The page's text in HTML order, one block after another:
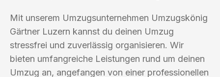
Mit unserem Umzugsunternehmen Umzugskönig
Gärtner Luzern kannst du deinen Umzug
stressfrei und zuverlässig organisieren. Wir
bieten umfangreiche Leistungen rund um deinen
Umzug an, angefangen von einer professionellen